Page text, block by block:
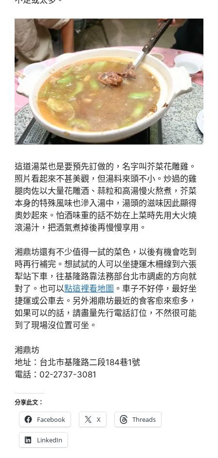
這道湯菜也是要預先訂做的，名字叫芥菜花雕雞。
照片看起來不甚美觀，但湯料來頭不小。炒過的雞
腿肉佐以大量花雕酒、蒜粒和高湯慢火熬煮，芥菜
本身的特殊風味也滲入湯中，湯頭的滋味因此顯得
奧妙起來。怕酒味重的話不妨在上菜時先用大火燒
滾湯汁，把酒氣煮掉後再慢慢享用。
湘鼎坊還有不少值得一試的菜色，以後有機會吃到
時再行補完。想試試的人可以坐捷運木柵線到六張
犁站下車，往基隆路靠法務部台北市調處的方向就
對了。也可以點這裡看地圖 。車子不好停，最好坐
捷運或公車去。另外湘鼎坊最近的食客愈來愈多，
如果可以的話，請盡量先行電話訂位，不然很可能
到了現場沒位置可坐。
湘鼎坊
地址：台北市基隆路二段184巷1號
電話：02-2737-3081
分享此文：
Facebook X Threads
LinkedIn